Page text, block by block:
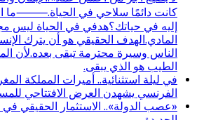
كانت دائمًا سلاحي في الحياة.⸻ما
إليه في حياتك؟هدفي في الحياة ليس
المادي.الهدف الحقيقي هو أن يترك
الناس وسيرة محترمة تبقى بعده.لأن
الطيب هو الذي يبقى.
في ليلة استثنائية.. أميرات المملكة
الفرنسي يشهدن العرض الافتتاحي
«عصب الدولة».. الاستثمار الحقيقي